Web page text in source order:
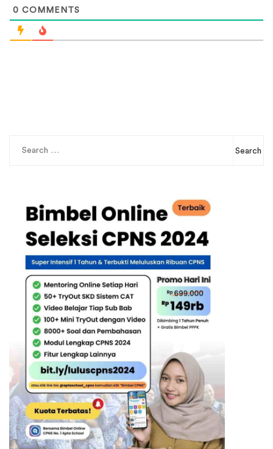
0 COMMENTS
Search